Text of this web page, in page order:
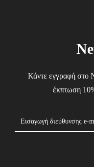
Κάντε εγγραφή στο
έκπτωση